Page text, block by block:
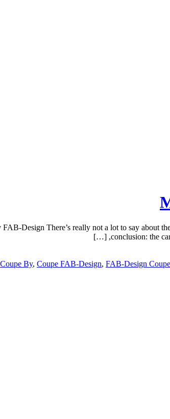
Design There’s really not a lot to say about
conclusion: the
Coupe By, Coupe FAB-Design, FAB-Design Coupe